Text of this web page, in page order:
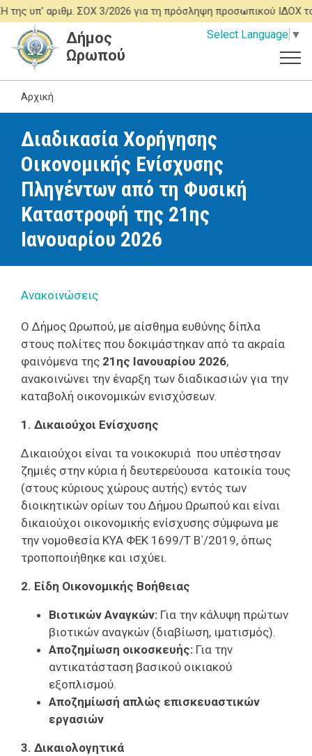
Παράκαμψη
προς
περιεχόμενο
ΣΟΧ 3/2026 για τη πρόσληψη προσωπικού ΙΔΟΧ του
Select Language ▼
Δήμος
Ωρωπού
Αρχική
Διαδικασία Χορήγησης
Οικονομικής Ενίσχυσης
Πληγέντων από τη Φυσική
Καταστροφή της 21ης
Ιανουαρίου 2026
Ανακοινώσεις
Ο Δήμος Ωρωπού, με αίσθημα ευθύνης δίπλα
στους πολίτες που δοκιμάστηκαν από τα ακραία
φαινόμενα της 21ης Ιανουαρίου 2026,
ανακοινώνει την έναρξη των διαδικασιών για την
καταβολή οικονομικών ενισχύσεων.
1. Δικαιούχοι Ενίσχυσης
Δικαιούχοι είναι τα νοικοκυριά που υπέστησαν
ζημιές στην κύρια ή δευτερεύουσα κατοικία τους
(στους κύριους χώρους αυτής) εντός των
διοικητικών ορίων του Δήμου Ωρωπού και είναι
δικαιούχοι οικονομικής ενίσχυσης σύμφωνα με
την νομοθεσία ΚΥΑ ΦΕΚ 1699/Τ Β΄/2019, όπως
τροποποιήθηκε και ισχύει.
2. Είδη Οικονομικής Βοήθειας
Βιοτικών Αναγκών: Για την κάλυψη πρώτων
βιοτικών αναγκών (διαβίωση, ιματισμός).
Αποζημίωση οικοσκευής: Για την
αντικατάσταση βασικού οικιακού
εξοπλισμού.
Αποζημίωσή απλώς επισκευαστικών
εργασιών
3. Δικαιολογητικά